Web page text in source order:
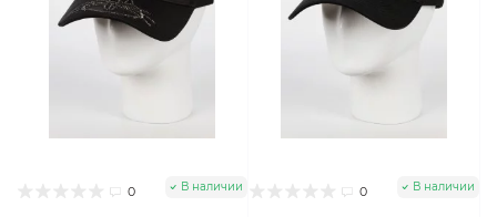
0 В наличии 0 В наличии